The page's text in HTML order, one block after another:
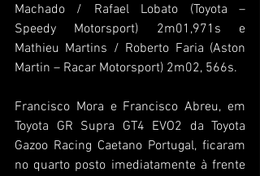
Machado / Rafael Lobato (Toyota –
Speedy Motorsport) 2m01,971s e
Mathieu Martins / Roberto Faria (Aston
Martin – Racar Motorsport) 2m02, 566s.
Francisco Mora e Francisco Abreu, em
Toyota GR Supra GT4 EVO2 da Toyota
Gazoo Racing Caetano Portugal, ficaram
no quarto posto imediatamente à frente